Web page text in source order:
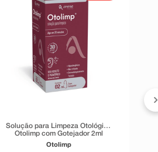
Solução para Limpeza Otológica
Otolimp com Gotejador 2ml
Otolimp